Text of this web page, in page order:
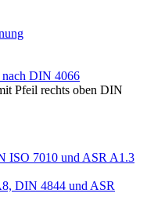
nach DIN 4066
Pfeil rechts oben DIN
ISO 7010 und ASR A1.3
DIN 4844 und ASR